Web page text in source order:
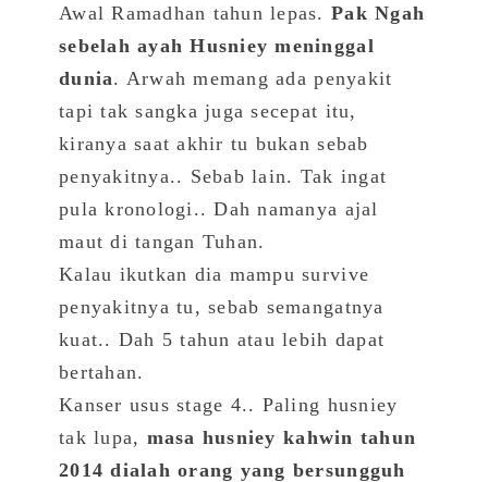
Awal Ramadhan tahun lepas.Pak Ngah
sebelah ayah Husniey meninggal
dunia. Arwah memang ada penyakit
tapi tak sangka juga secepat itu,
kiranya saat akhir tu bukan sebab
penyakitnya.. Sebab lain. Tak ingat
pula kronologi.. Dah namanya ajal
maut di tangan Tuhan.
Kalau ikutkan dia mampu survive
penyakitnya tu, sebab semangatnya
kuat.. Dah 5 tahun atau lebih dapat
bertahan.
Kanser usus stage 4.. Paling husniey
tak lupa, masa husniey kahwin tahun
2014 dialah orang yang bersungguh